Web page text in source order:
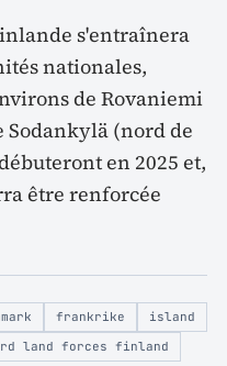
s'entraînera
nationales,
de Rovaniemi
Sodankylä (nord de
en 2025 et,
être renforcée
frankrike
island
land forces finland